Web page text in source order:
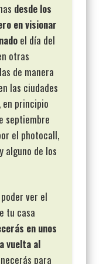
desde los
en visionar
el día del
otras
de manera
las ciudades
en principio
septiembre
el photocall,
alguno de los
ver el
tu casa
en unos
vuelta al
para